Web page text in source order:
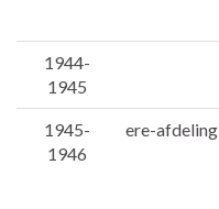
1944-
1945
1945-
1946
ere-afdeling